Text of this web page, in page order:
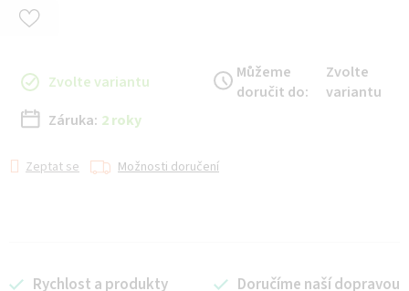
Zvolte variantu
Můžeme
doručit do:
Zvolte
variantu
Záruka: 2 roky
Zeptat se Možnosti doručení
Rychlost a produkty Doručíme naší dopravou